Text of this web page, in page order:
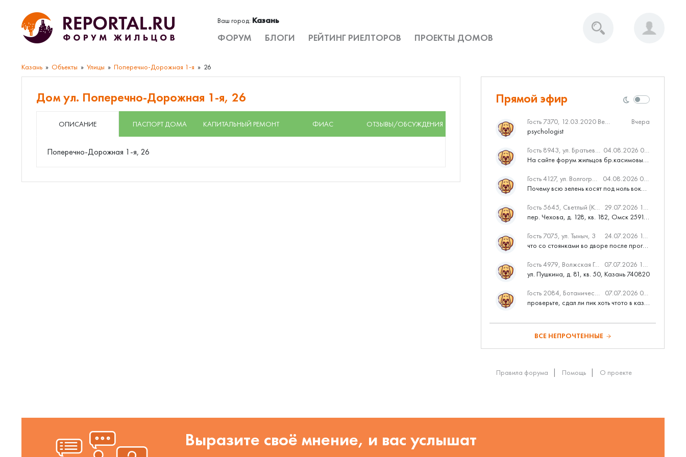
Ваш город: Казань
ФОРУМ БЛОГИ РЕЙТИНГ РИЕЛТОРОВ ПРОЕКТЫ ДОМОВ
Казань Объекты Улицы Поперечно-Дорожная 1-я 26
Дом ул. Поперечно-Дорожная 1-я, 26
ОПИСАНИЕ ПАСПОРТ ДОМА КАПИТАЛЬНЫЙ РЕМОНТ ФИАС ОТЗЫВЫ/ОБСУЖДЕНИЯ
Поперечно-Дорожная 1-я, 26
Прямой эфир
Гость 7370, 12.03.2020 Вебинар от Нмаркет.ПРО: «Актуальное об ипотеке: что нужно знать»
Вчера
psychologist
Гость 8943, ул. Братьев Касимовых, 62 04.08.2026 08:34
На сайте форум жильцов бр.касимовых 62у дома растут красивые...
Гость 4127, ул. Волгоградская, 41 04.08.2026 04:46
Почему всю зелень косят под ноль вокруг дома,в полисадниках....
Гость 5645, Светлый (Куюки) 29.07.2026 10:31
пер. Чехова, д. 128, кв. 182, Омск 259145
Гость 7075, ул. Тыныч, 3 24.07.2026 14:01
что со стоянками во дворе после программы наш двор
Гость 4979, Волжская Гавань
07.07.2026 10:53
ул. Пушкина, д. 81, кв. 50, Казань 740820
Гость 2084, Ботаническая 3 (ПИК, бизнес-класс) 07.07.2026 07:28
проверьте, сдал ли пик хоть чтото в казани вовремя?
ВСЕ НЕПРОЧТЕННЫЕ
Правила форума Помощь О проекте
Выразите своё мнение, и вас услышат